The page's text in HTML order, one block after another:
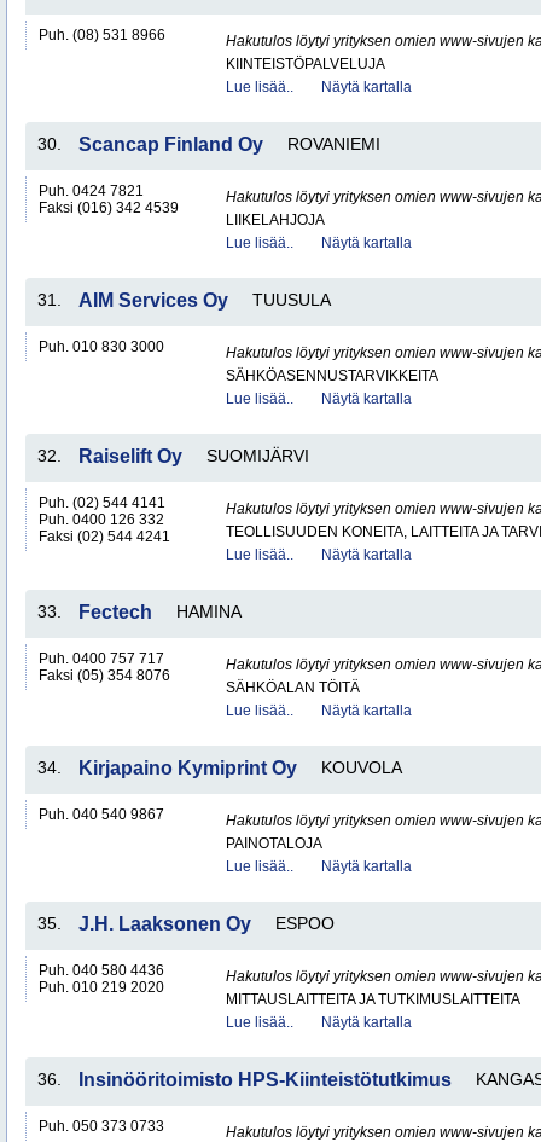
Puh. (08) 531 8966
Hakutulos löytyi yrityksen omien www-sivujen
KIINTEISTÖPALVELUJA
Lue lisää..
Näytä kartalla
30. Scancap Finland Oy ROVANIEMI
Puh. 0424 7821
Faksi (016) 342 4539
Hakutulos löytyi yrityksen omien www-sivujen
LIIKELAHJOJA
Lue lisää..
Näytä kartalla
31. AIM Services Oy TUUSULA
Puh. 010 830 3000
Hakutulos löytyi yrityksen omien www-sivujen
SÄHKÖASENNUSTARVIKKEITA
Lue lisää..
Näytä kartalla
32. Raiselift Oy SUOMIJÄRVI
Puh. (02) 544 4141
Puh. 0400 126 332
Faksi (02) 544 4241
Hakutulos löytyi yrityksen omien www-sivujen
TEOLLISUUDEN KONEITA, LAITTEITA JA
Lue lisää..
Näytä kartalla
33. Fectech HAMINA
Puh. 0400 757 717
Faksi (05) 354 8076
Hakutulos löytyi yrityksen omien www-sivujen
SÄHKÖALAN TÖITÄ
Lue lisää..
Näytä kartalla
34. Kirjapaino Kymiprint Oy KOUVOLA
Puh. 040 540 9867
Hakutulos löytyi yrityksen omien www-sivujen
PAINOTALOJA
Lue lisää..
Näytä kartalla
35. J.H. Laaksonen Oy ESPOO
Puh. 040 580 4436
Puh. 010 219 2020
Hakutulos löytyi yrityksen omien www-sivujen
MITTAUSLAITTEITA JA TUTKIMUSLAITTEITA
Lue lisää..
Näytä kartalla
36. Insinööritoimisto HPS-Kiinteistötutkimus
Puh. 050 373 0733
Hakutulos löytyi yrityksen omien www-sivujen